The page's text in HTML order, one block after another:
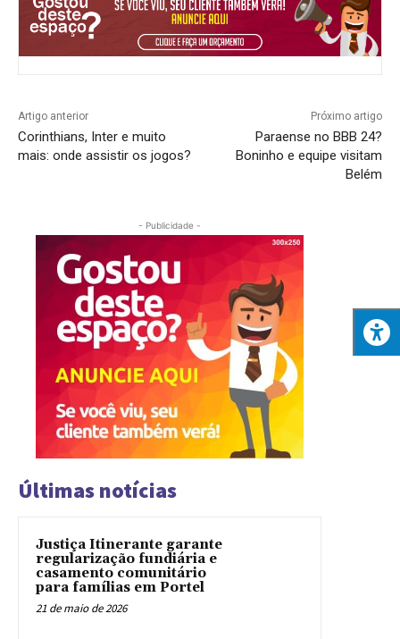
Artigo anterior
Corinthians, Inter e muito
mais: onde assistir os jogos?
Próximo artigo
Paraense no BBB 24?
Boninho e equipe visitam
Belém
- Publicidade -
Últimas notícias
Justiça Itinerante garante
regularização fundiária e
casamento comunitário
para famílias em Portel
21 de maio de 2026